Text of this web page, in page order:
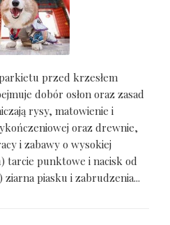
przed krzesłem
dobór osłon oraz zasad
rysy, matowienie i
oraz drewnie,
i zabawy o wysokiej
tarcie punktowe i nacisk od
piasku i zabrudzenia...